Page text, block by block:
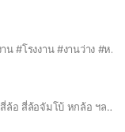
#แหลมฉบัง #ปิ่นทอง #สมัครงาน #หางาน #โรงงาน #งานว่าง #หางานนิคม #งานซับ #ฝ่ายผลิต #QA #QC #ขับรถโฟล์คลิฟท์ #สโตร์ #แพ็คกิ้ง
พื้นที่หางาน หาคน ขับรถส่งของ กระบะสี่ล้อ สี่ล้อจัมโบ้ หกล้อ ฯลฯ ทั้งประจำและรถร่วม อ่านกฎกลุ่มด้วย ในประกาศหน้าแชท โพสงานอื่นๆ หรือไม่เกี่ยวข้อง = แบนทันที (แอดมินอ่านตลอด) คนเข้าใหม่แจ้งจุดประสงค์ด้วยเข้ามาหาคน หรือหางาน